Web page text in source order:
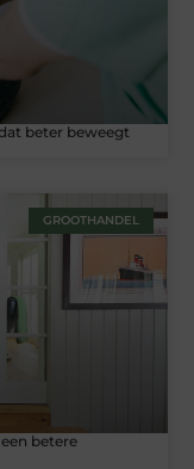
beter beweegt
GROOTHANDEL
betere